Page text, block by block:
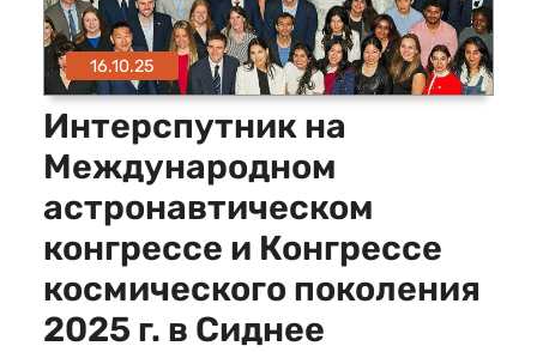
16.10.25
Интерспутник на
Международном
астронавтическом
конгрессе и Конгрессе
космического поколения
2025 г. в Сиднее